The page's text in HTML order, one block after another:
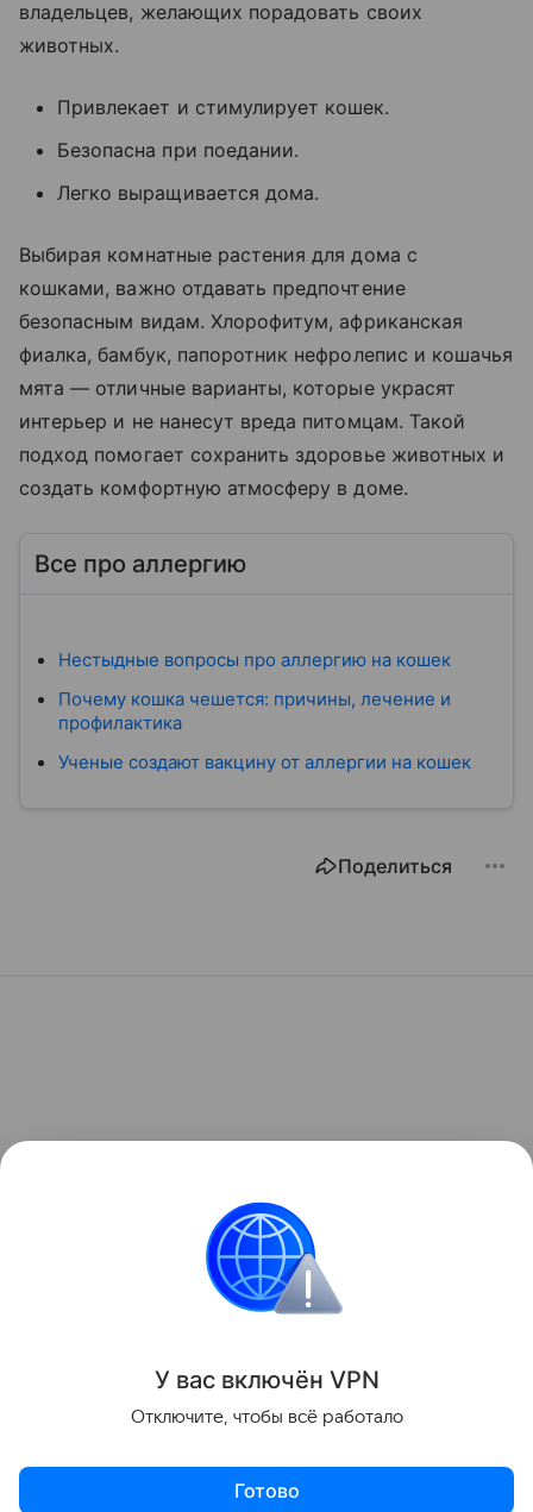
владельцев, желающих порадовать своих
животных.
Привлекает и стимулирует кошек.
Безопасна при поедании.
Легко выращивается дома.
Выбирая комнатные растения для дома с
кошками, важно отдавать предпочтение
безопасным видам. Хлорофитум, африканская
фиалка, бамбук, папоротник нефролепис и кошачья
мята — отличные варианты, которые украсят
интерьер и не нанесут вреда питомцам. Такой
подход помогает сохранить здоровье животных и
создать комфортную атмосферу в доме.
Все про аллергию
Нестыдные вопросы про аллергию на кошек
Почему кошка чешется: причины, лечение и
профилактика
Ученые создают вакцину от аллергии на кошек
Поделиться
У вас включён VPN
Отключите, чтобы всё работало
Готово